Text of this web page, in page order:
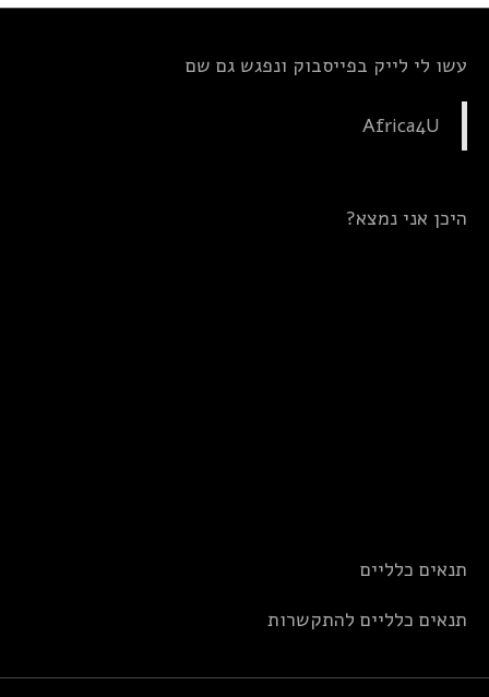
עשו לי לייק בפייסבוק ונפגש גם שם
Africa4U
היכן אני נמצא?
תנאים כלליים
תנאים כלליים להתקשרות